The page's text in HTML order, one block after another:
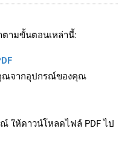
ตามขั้นตอนเหล่านี้:
ณจากอุปกรณ์ของคุณ
ให้ดาวน์โหลดไฟล์ PDF ไป